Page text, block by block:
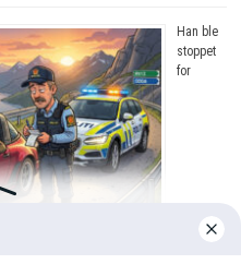
Han ble
stoppet
for